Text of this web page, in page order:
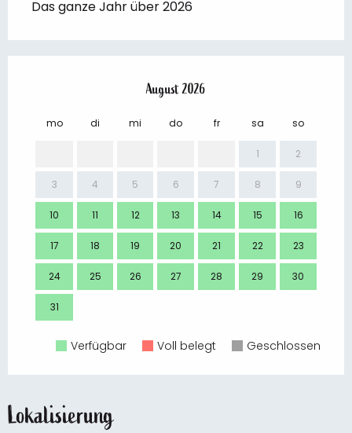
Das ganze Jahr über 2026
August 2026
mo di mi do fr sa so
1 2
3 4 5 6 7 8 9
10 11 12 13 14 15 16
17 18 19 20 21 22 23
24 25 26 27 28 29 30
31
Verfügbar Voll belegt Geschlossen
Lokalisierung